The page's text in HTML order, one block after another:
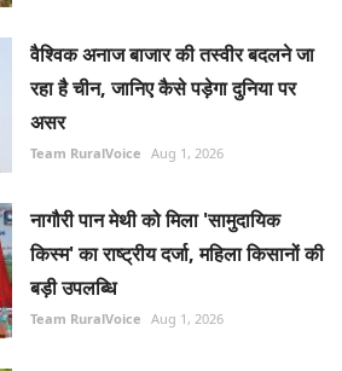
वैश्विक अनाज बाजार की तस्वीर बदलने जा
रहा है चीन, जानिए कैसे पड़ेगा दुनिया पर
असर
Team RuralVoice Aug 1, 2026
नागौरी पान मेथी को मिला 'सामुदायिक
किस्म' का राष्ट्रीय दर्जा, महिला किसानों की
बड़ी उपलब्धि
Team RuralVoice Aug 1, 2026